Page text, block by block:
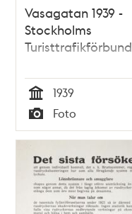
Vasagatan 1939 -
Stockholms
Turisttrafikförbund
Tid
1939
Typ
Foto